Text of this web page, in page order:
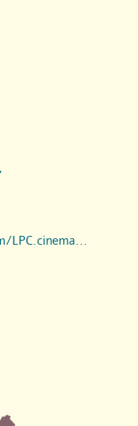
LPC.cinema...